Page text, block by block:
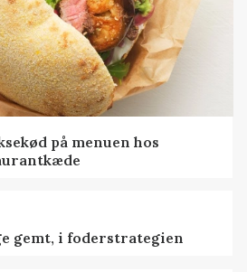
på menuen hos
gemt, i foderstrategien